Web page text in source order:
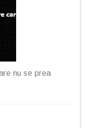
nu se prea